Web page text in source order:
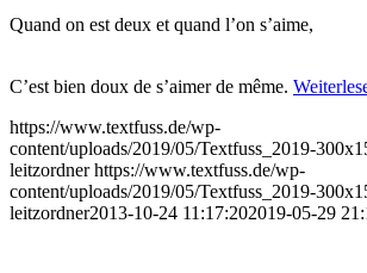
Quand on est deux et quand l’on s’aime,
C’est bien doux de s’aimer de même.
https://www.textfuss.de/wp-
content/uploads/2019/05/Textfuss_2019-
leitzordner https://www.textfuss.de/wp-
content/uploads/2019/05/Textfuss_2019-
leitzordner2013-10-24 11:17:202019-05-29